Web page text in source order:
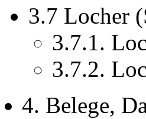
3.7 Locher
3.7.1.
3.7.2.
4. Belege,